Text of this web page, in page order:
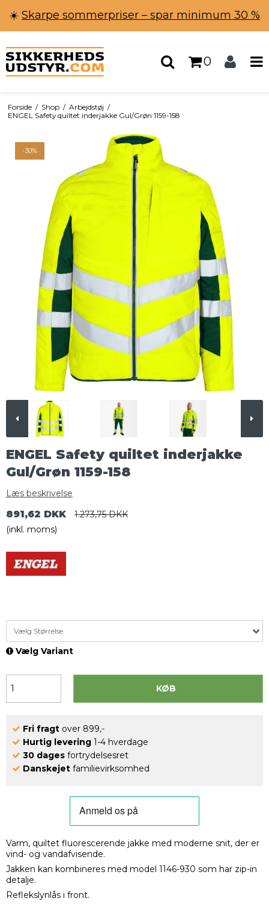
☀️ Skarpe sommerpriser – spar minimum 30 %
0
Forside / Shop / Arbejdstøj /
ENGEL Safety quiltet inderjakke Gul/Grøn 1159-158
-30%
ENGEL Safety quiltet inderjakke
Gul/Grøn 1159-158
Læs beskrivelse
891,62 DKK
1.273,75 DKK
(inkl. moms)
Vælg Størrelse
Vælg Variant
KØB
Fri fragt over 899,-
Hurtig levering 1-4 hverdage
30 dages fortrydelsesret
Danskejet familievirksomhed
Varm, quiltet fluorescerende jakke med moderne snit, der er
vind- og vandafvisende.
Jakken kan kombineres med model 1146-930 som har zip-in
detalje.
Reflekslynlås i front.